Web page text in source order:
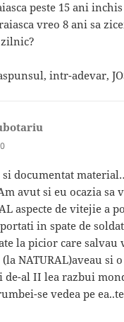
peste 15 ani
vreo 8 ani sa
intr-adevar,
si documentat
avut si eu ocazia sa
aspecte de vitejie a
in spate de
la picior care salvau
NATURAL)aveau si
al II lea razbui
se vedea pe